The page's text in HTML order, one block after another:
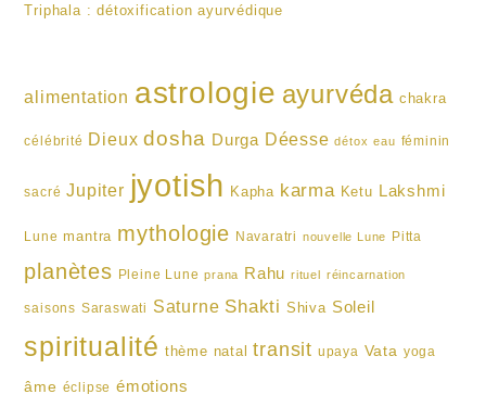
Triphala : détoxification ayurvédique
alimentation astrologie ayurvéda chakra
célébrité Dieux dosha Durga Déesse détox eau féminin
sacré Jupiter jyotish Kapha karma Ketu Lakshmi
Lune mantra mythologie Navaratri nouvelle Lune Pitta
planètes Pleine Lune prana Rahu rituel réincarnation
saisons Saraswati Saturne Shakti Shiva Soleil
spiritualité thème natal transit upaya Vata yoga
âme éclipse émotions